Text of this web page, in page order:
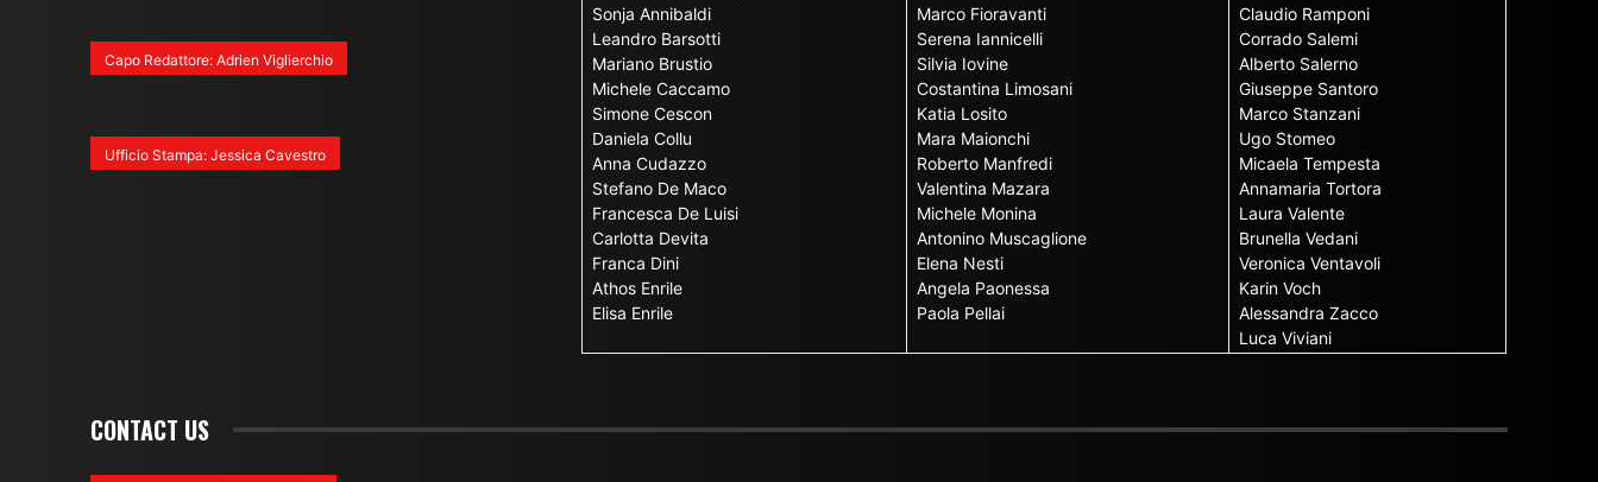
Capo Redattore: Adrien Viglierchio
Ufficio Stampa: Jessica Cavestro
Sonja Annibaldi
Leandro Barsotti
Mariano Brustio
Michele Caccamo
Simone Cescon
Daniela Collu
Anna Cudazzo
Stefano De Maco
Francesca De Luisi
Carlotta Devita
Franca Dini
Athos Enrile
Elisa Enrile
Marco Fioravanti
Serena Iannicelli
Silvia Iovine
Costantina Limosani
Katia Losito
Mara Maionchi
Roberto Manfredi
Valentina Mazara
Michele Monina
Antonino Muscaglione
Elena Nesti
Angela Paonessa
Paola Pellai
Claudio Ramponi
Corrado Salemi
Alberto Salerno
Giuseppe Santoro
Marco Stanzani
Ugo Stomeo
Micaela Tempesta
Annamaria Tortora
Laura Valente
Brunella Vedani
Veronica Ventavoli
Karin Voch
Alessandra Zacco
Luca Viviani
CONTACT US